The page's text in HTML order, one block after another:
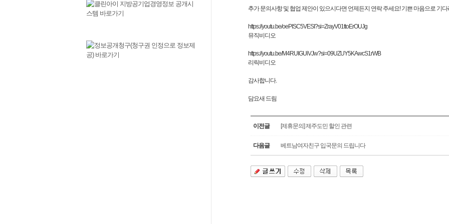
추가 문의사항 및 협업 제안이 있으시다면 언제든지 연락 주세요! 기쁜 마음으로 기
https://youtu.be/oePISC5VESI?si=ZrayV01ttoErOUJg
뮤직비디오
https://youtu.be/M4RUIGUiVJw?si=09UZUY5KAwcS1rWB
리릭비디오
감사합니다.
담요새 드림
이전글 [제휴문의] 제주도민 할인 관련
다음글 베트남여자친구 입국문의 드립니다